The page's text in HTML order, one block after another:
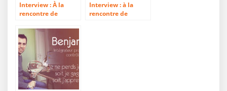
Interview : À la
rencontre de
intégratrice produit
passionnée de
l’imprimerie
Interview : à la
rencontre de